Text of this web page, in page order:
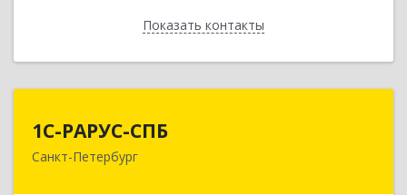
Показать контакты
Назад
1С-РАРУС-СПБ
Санкт-Петербург197022, Санкт-Петербург г, вн.тер.г.